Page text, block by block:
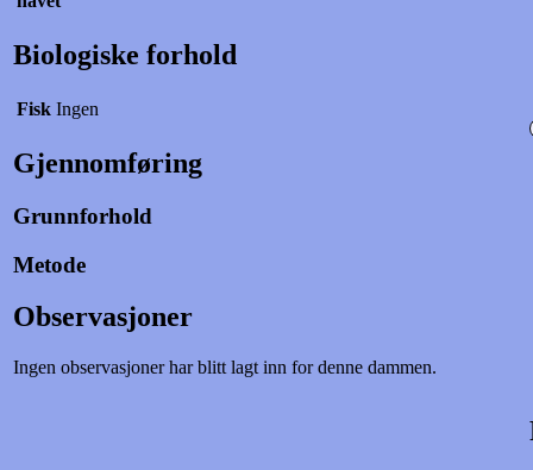
Biologiske forhold
Fisk Ingen
Gjennomføring
Grunnforhold
Metode
Observasjoner
Ingen observasjoner har blitt lagt inn for denne dammen.